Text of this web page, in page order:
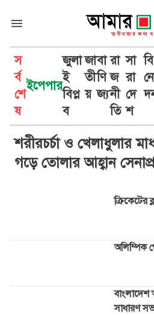
স
র্ব
শে
ষ
ইপেপার
জুলা
ই
বিপ্ল
ব
জা
তী
য়
বা
ণি
জ্য
রা
জ
নী
তি
সা
রা
দে
শ
বি
অলিম্পিক
শরীরচর্চা ও খেলাধুলার
গড়ে তোলার আহ্বান
ক্রিকেটের
অলিম্পিক
বাংলাদেশ
সাধারণ